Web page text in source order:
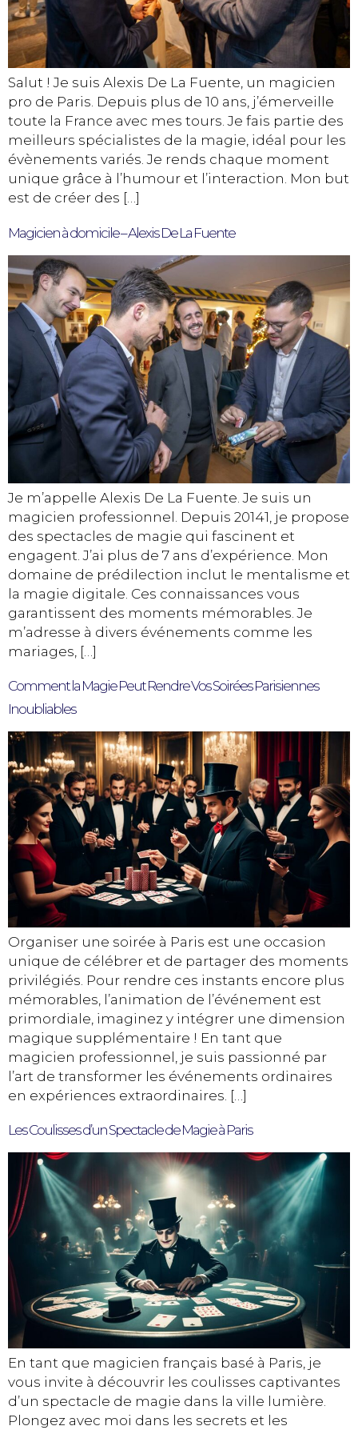
Salut ! Je suis Alexis De La Fuente, un magicien
pro de Paris. Depuis plus de 10 ans, j’émerveille
toute la France avec mes tours. Je fais partie des
meilleurs spécialistes de la magie, idéal pour les
évènements variés. Je rends chaque moment
unique grâce à l’humour et l’interaction. Mon but
est de créer des […]
Magicien à domicile – Alexis De La Fuente
Je m’appelle Alexis De La Fuente. Je suis un
magicien professionnel. Depuis 20141, je propose
des spectacles de magie qui fascinent et
engagent. J’ai plus de 7 ans d’expérience. Mon
domaine de prédilection inclut le mentalisme et
la magie digitale. Ces connaissances vous
garantissent des moments mémorables. Je
m’adresse à divers événements comme les
mariages, […]
Comment la Magie Peut Rendre Vos Soirées Parisiennes
Inoubliables
Organiser une soirée à Paris est une occasion
unique de célébrer et de partager des moments
privilégiés. Pour rendre ces instants encore plus
mémorables, l’animation de l’événement est
primordiale, imaginez y intégrer une dimension
magique supplémentaire ! En tant que
magicien professionnel, je suis passionné par
l’art de transformer les événements ordinaires
en expériences extraordinaires. […]
Les Coulisses d’un Spectacle de Magie à Paris
En tant que magicien français basé à Paris, je
vous invite à découvrir les coulisses captivantes
d’un spectacle de magie dans la ville lumière.
Plongez avec moi dans les secrets et les